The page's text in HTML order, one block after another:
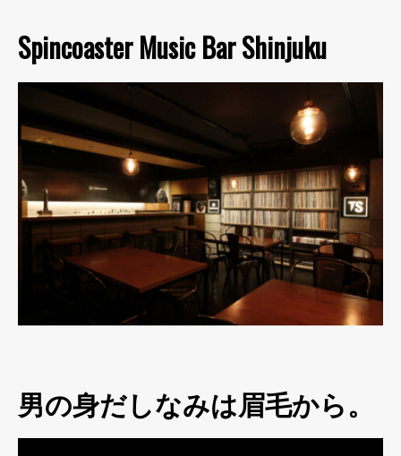
Spincoaster Music Bar Shinjuku
男の身だしなみは眉毛から。